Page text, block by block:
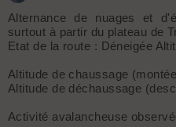
Alternance de nuages et
surtout à partir du plateau de
Etat de la route : Déneigée
Altitude de chaussage
Altitude de déchaussage
Activité avalancheuse